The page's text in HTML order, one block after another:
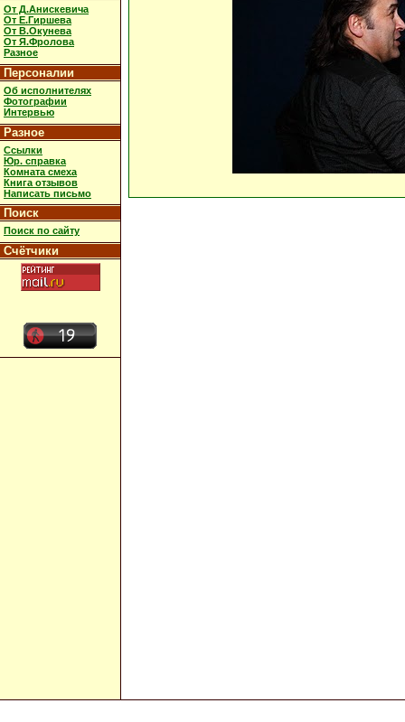
От Д.Анискевича
От Е.Гиршева
От В.Окунева
От Я.Фролова
Разное
Персоналии
Об исполнителях
Фотографии
Интервью
Разное
Ссылки
Юр. справка
Комната смеха
Книга отзывов
Написать письмо
Поиск
Поиск по сайту
Счётчики